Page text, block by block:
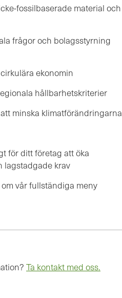
fossilbaserade material och
frågor och bolagsstyrning
ekonomin
hållbarhetskriterier
minska klimatförändringarna
för ditt företag att öka
lagstadgade krav
vår fullständiga meny
Ta kontakt med oss.